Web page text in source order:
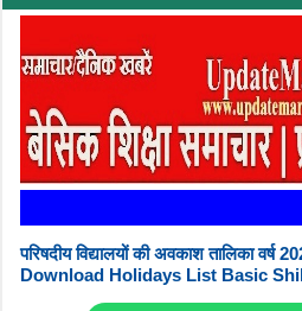
परिषदीय विद्यालयों की अवकाश तालिका
Download Holidays List Basic